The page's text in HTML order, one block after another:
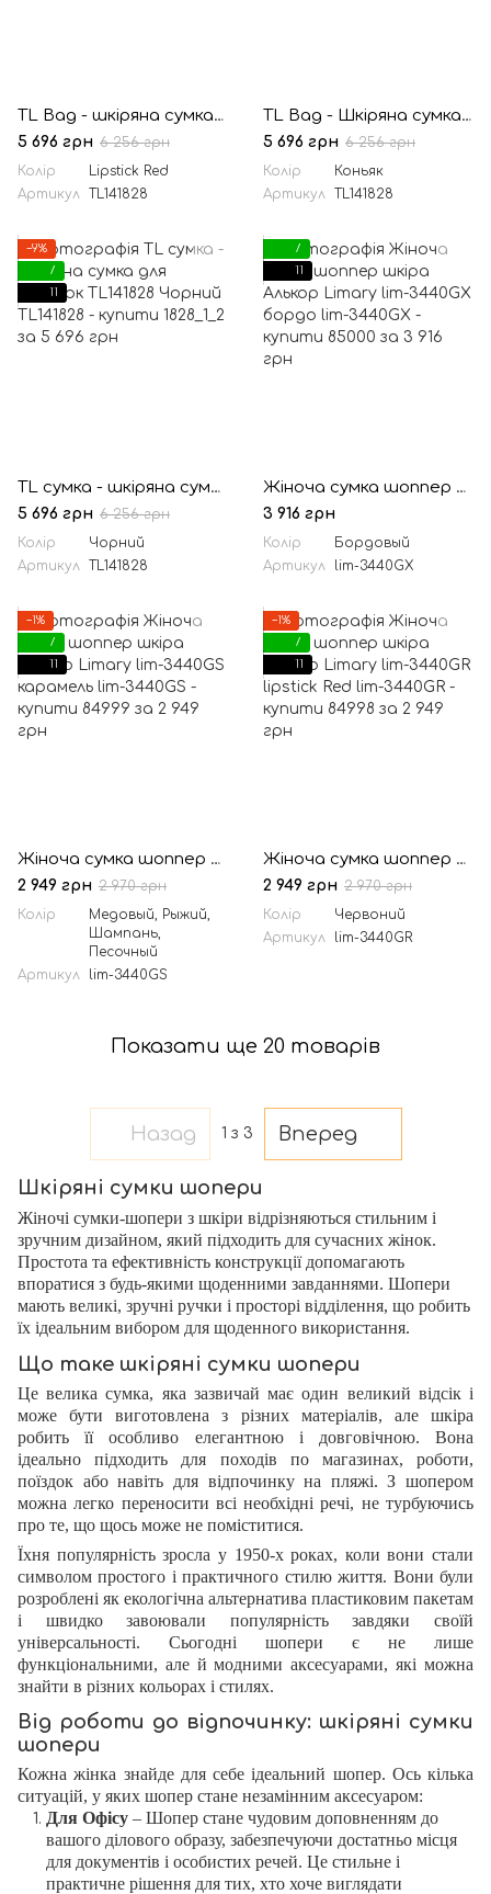
TL Bag - шкіряна сумка для покупок TL141828 Помада червона
5 696 грн 6 256 грн
Колір
Lipstick Red
Артикул
TL141828
TL Bag - Шкіряна сумка для покупок TL141828 COGNAC
5 696 грн 6 256 грн
Колір
Коньяк
Артикул
TL141828
−9%
7
11
TL сумка - шкіряна сумка для покупок TL141828 Чорний
5 696 грн 6 256 грн
Колір
Чорний
Артикул
TL141828
7
11
Жіноча сумка шоппер шкіра Алькор Limary lim-3440GX бордо
3 916 грн
Колір
Бордовый
Артикул
lim-3440GX
−1%
7
11
Жіноча сумка шоппер шкіра Алькор Limary lim-3440GS карамель
2 949 грн 2 970 грн
Колір
Медовый, Рыжий,
Шампань,
Песочный
Артикул
lim-3440GS
−1%
7
11
Жіноча сумка шоппер шкіра Алькор Limary lim-3440GR lipstick Red
2 949 грн 2 970 грн
Колір
Червоний
Артикул
lim-3440GR
Показати ще 20 товарів
Назад 1 з 3 Вперед
Шкіряні сумки шопери
Жіночі сумки-шопери з шкіри відрізняються стильним і
зручним дизайном, який підходить для сучасних жінок.
Простота та ефективність конструкції допомагають
впоратися з будь-якими щоденними завданнями. Шопери
мають великі, зручні ручки і просторі відділення, що робить
їх ідеальним вибором для щоденного використання.
Що таке шкіряні сумки шопери
Це велика сумка, яка зазвичай має один великий відсік і
може бути виготовлена з різних матеріалів, але шкіра
робить її особливо елегантною і довговічною. Вона
ідеально підходить для походів по магазинах, роботи,
поїздок або навіть для відпочинку на пляжі. З шопером
можна легко переносити всі необхідні речі, не турбуючись
про те, що щось може не поміститися.
Їхня популярність зросла у 1950-х роках, коли вони стали
символом простого і практичного стилю життя. Вони були
розроблені як екологічна альтернатива пластиковим пакетам
і швидко завоювали популярність завдяки своїй
універсальності. Сьогодні шопери є не лише
функціональними, але й модними аксесуарами, які можна
знайти в різних кольорах і стилях.
Від роботи до відпочинку: шкіряні сумки
шопери
Кожна жінка знайде для себе ідеальний шопер. Ось кілька
ситуацій, у яких шопер стане незамінним аксесуаром:
Для Офісу – Шопер стане чудовим доповненням до
вашого ділового образу, забезпечуючи достатньо місця
для документів і особистих речей. Це стильне і
практичне рішення для тих, хто хоче виглядати